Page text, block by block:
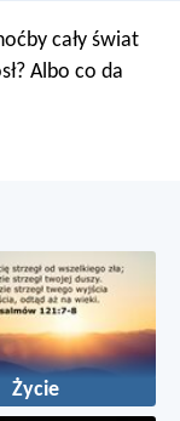
cały świat
Albo co da
Życie